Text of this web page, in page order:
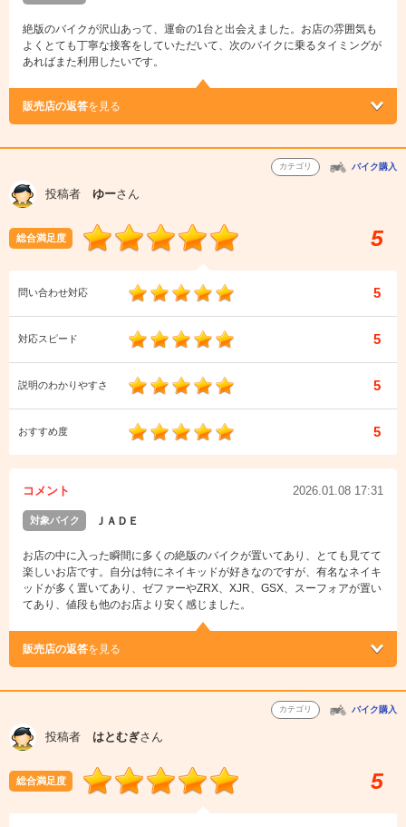
絶版のバイクが沢山あって、運命の1台と出会えました。お店の雰囲気も
よくとても丁寧な接客をしていただいて、次のバイクに乗るタイミングが
あればまた利用したいです。
販売店の返答を見る
カテゴリ バイク購入
投稿者 ゆーさん
総合満足度 5
問い合わせ対応 5
対応スピード 5
説明のわかりやすさ 5
おすすめ度 5
コメント 2026.01.08 17:31
対象バイク ＪＡＤＥ
お店の中に入った瞬間に多くの絶版のバイクが置いてあり、とても見てて
楽しいお店です。自分は特にネイキッドが好きなのですが、有名なネイキ
ッドが多く置いてあり、ゼファーやZRX、XJR、GSX、スーフォアが置い
てあり、値段も他のお店より安く感じました。
販売店の返答を見る
カテゴリ バイク購入
投稿者 はとむぎさん
総合満足度 5